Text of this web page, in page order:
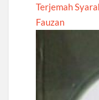
Terjemah
Fauzan